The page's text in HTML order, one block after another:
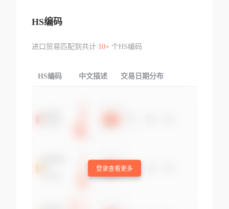
HS编码
进口贸易匹配到共计 10+个HS编码
HS编码 中文描述 交易日期分布
登录查看更多